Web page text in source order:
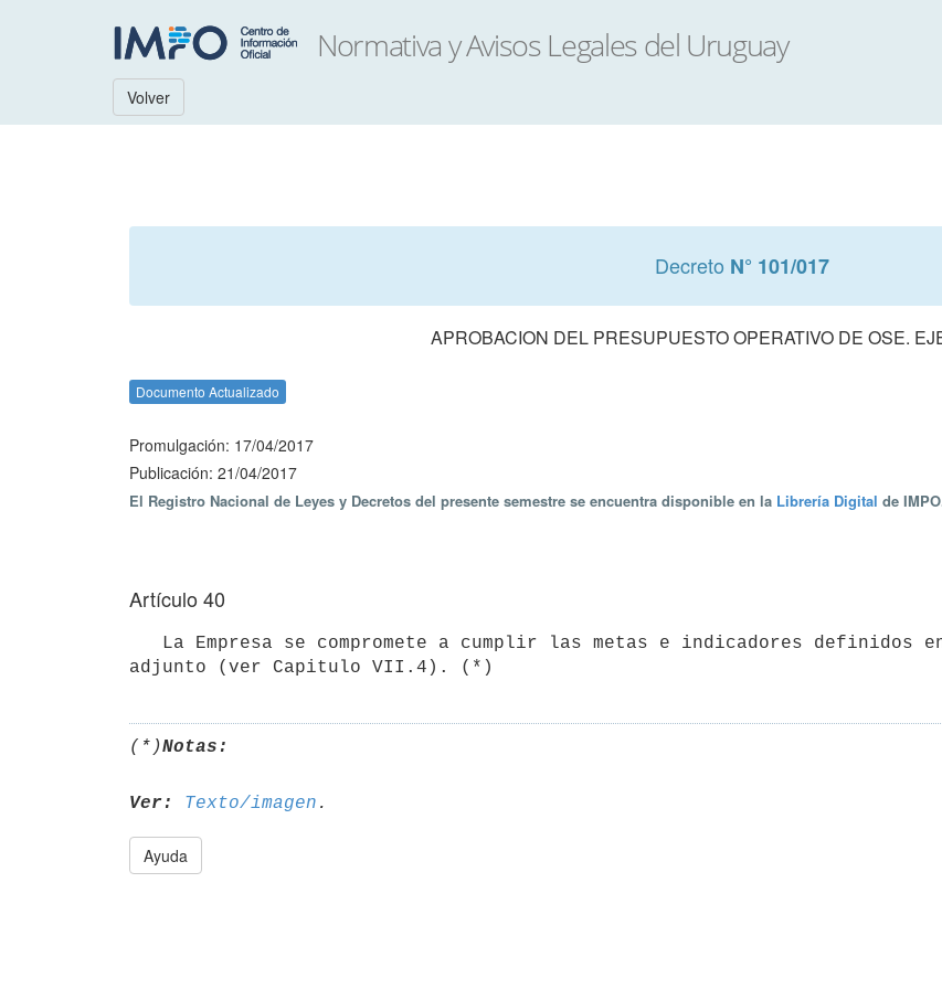
Volver
Decreto N° 101/017
APROBACION DEL PRESUPUESTO OPERATIVO DE OSE.
Documento Actualizado
Promulgación: 17/04/2017
Publicación: 21/04/2017
El Registro Nacional de Leyes y Decretos del presente semestre se encuentra disponible en la Librería Digital de
Artículo 40
(*)Notas:
Ver: Texto/imagen
Ayuda